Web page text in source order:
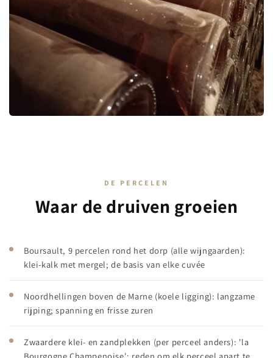
DE PERCELEN
Waar de druiven groeien
Boursault, 9 percelen rond het dorp (alle wijngaarden):
klei-kalk met mergel; de basis van elke cuvée
Noordhellingen boven de Marne (koele ligging): langzame
rijping; spanning en frisse zuren
Zwaardere klei- en zandplekken (per perceel anders): 'la